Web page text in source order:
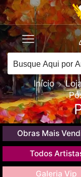
Início
Obras Mais
Todos
Galeria Vip